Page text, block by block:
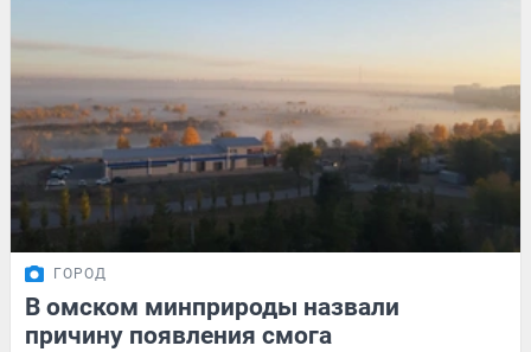
ГОРОД
В омском минприроды назвали
причину появления смога